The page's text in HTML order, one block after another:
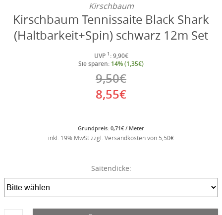
Kirschbaum
Kirschbaum Tennissaite Black Shark
(Haltbarkeit+Spin) schwarz 12m Set
UVP 1 : 9,90€
Sie sparen: 14% (1,35€)
9,50€
8,55€
Grundpreis: 0,71€ / Meter
inkl. 19% MwSt zzgl. Versandkosten von 5,50€
Saitendicke: